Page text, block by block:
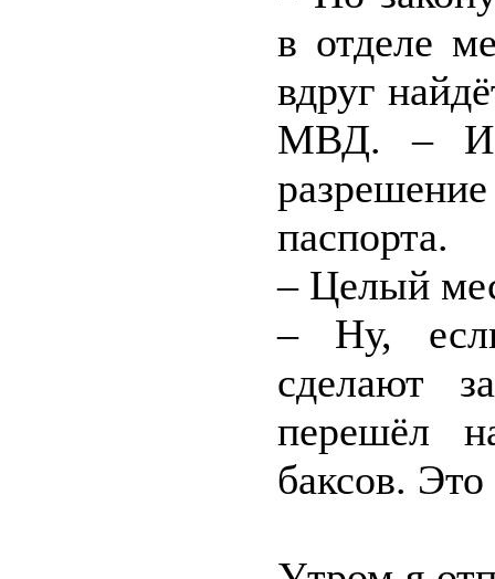
в отделе
вдруг
МВД. – И
паспорта.
– Целый
– Ну,
сделают
перешёл
баксов.